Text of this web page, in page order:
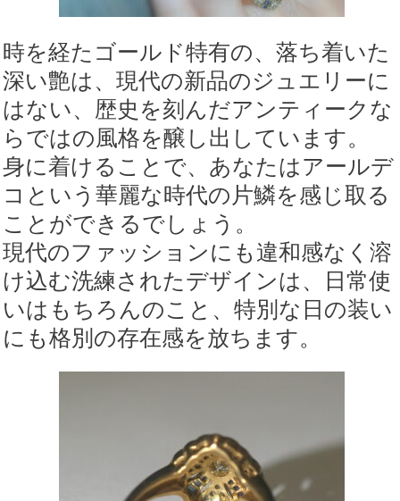
時を経たゴールド特有の、落ち着いた
深い艶は、現代の新品のジュエリーに
はない、歴史を刻んだアンティークな
らではの風格を醸し出しています。
身に着けることで、あなたはアールデ
コという華麗な時代の片鱗を感じ取る
ことができるでしょう。
現代のファッションにも違和感なく溶
け込む洗練されたデザインは、日常使
いはもちろんのこと、特別な日の装い
にも格別の存在感を放ちます。